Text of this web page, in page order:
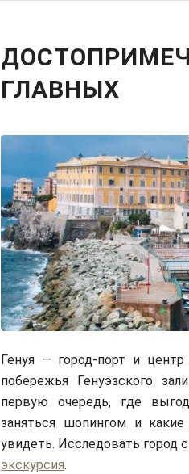
ГЛАВНЫХ
Генуя — город-порт и
побережья Генуэзского
первую очередь, где
заняться шопингом и какие
увидеть. Исследовать
экскурсия.